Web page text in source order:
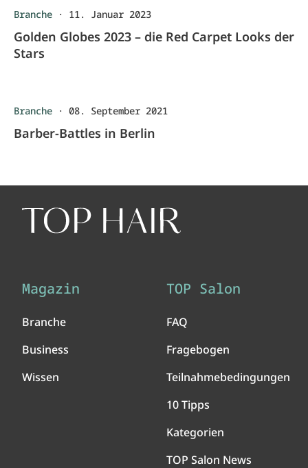
Branche · 11. Januar 2023
Golden Globes 2023 – die Red Carpet Looks der
Stars
Branche · 08. September 2021
Barber-Battles in Berlin
Magazin
Branche
Business
Wissen
TOP Salon
FAQ
Fragebogen
Teilnahmebedingungen
10 Tipps
Kategorien
TOP Salon News